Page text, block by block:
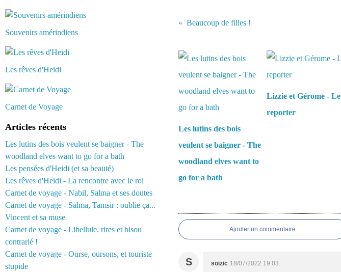
Souvenirs amérindiens
Les rêves d'Heidi
Carnet de Voyage
Articles récents
Les lutins des bois veulent se baigner - The
woodland elves want to go for a bath
Les pensées d'Heidi (et sa beauté)
Les rêves d'Heidi - La rencontre avec le roi
Carnet de voyage - Nabil, Salma et ses doutes
Carnet de voyage - Salma, Tamsir : oublie ça...
Vincent et sa muse
Carnet de voyage - Libellule. rires et bisou
contrarié !
Carnet de voyage - Ourse, oursons, et touriste
stupide
Beaucoup de filles !
Les lutins des bois
veulent se baigner - The
woodland elves want to
go for a bath
Lizzie et Gérome - Le
reporter
Ajouter un commentaire
S soizic 18/07/2022 19:03